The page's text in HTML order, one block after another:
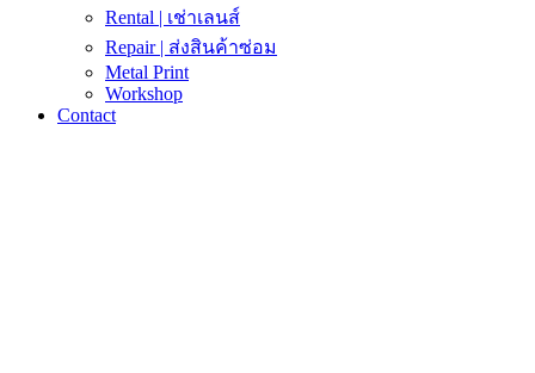
Rental | เช่าเลนส์
Repair | ส่งสินค้าซ่อม
Metal Print
Workshop
Contact